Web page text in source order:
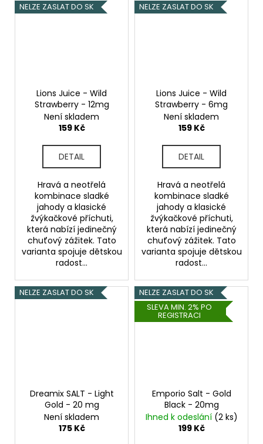
NELZE ZASLAT DO SK
Lions Juice - Wild
Strawberry - 12mg
Není skladem
159 Kč
DETAIL
Hravá a neotřelá
kombinace sladké
jahody a klasické
žvýkačkové příchuti,
která nabízí jedinečný
chuťový zážitek. Tato
varianta spojuje dětskou
radost...
NELZE ZASLAT DO SK
Lions Juice - Wild
Strawberry - 6mg
Není skladem
159 Kč
DETAIL
Hravá a neotřelá
kombinace sladké
jahody a klasické
žvýkačkové příchuti,
která nabízí jedinečný
chuťový zážitek. Tato
varianta spojuje dětskou
radost...
NELZE ZASLAT DO SK
Dreamix SALT - Light
Gold - 20 mg
Není skladem
175 Kč
NELZE ZASLAT DO SK
SLEVA MIN. 2% PO
REGISTRACI
Emporio Salt - Gold
Black - 20mg
Ihned k odeslání (2 ks)
199 Kč